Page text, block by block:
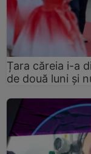
Țara căreia i-a
de două luni și